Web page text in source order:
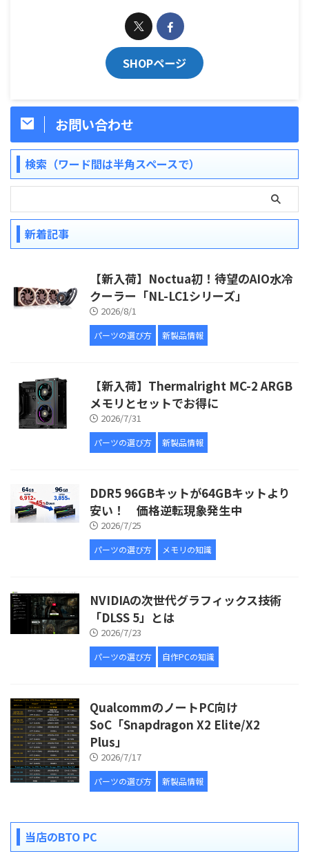
SHOPページ
お問い合わせ
検索（ワード間は半角スペースで）
新着記事
【新入荷】Noctua初！待望のAIO水冷
クーラー「NL-LC1シリーズ」
2026/8/1
パーツの選び方 新製品情報
【新入荷】Thermalright MC-2 ARGB
メモリとセットでお得に
2026/7/31
パーツの選び方 新製品情報
DDR5 96GBキットが64GBキットより
安い！ 価格逆転現象発生中
2026/7/25
パーツの選び方 メモリの知識
NVIDIAの次世代グラフィックス技術
「DLSS 5」とは
2026/7/23
パーツの選び方 自作PCの知識
QualcommのノートPC向け
SoC「Snapdragon X2 Elite/X2
Plus」
2026/7/17
パーツの選び方 新製品情報
当店のBTO PC